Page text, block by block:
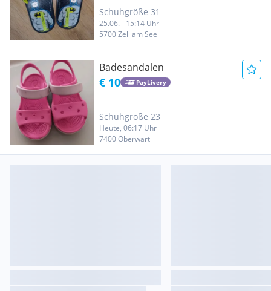
Schuhgröße 31
25.06. - 15:14 Uhr
5700 Zell am See
Badesandalen
€ 10 PayLivery
Schuhgröße 23
Heute, 06:17 Uhr
7400 Oberwart